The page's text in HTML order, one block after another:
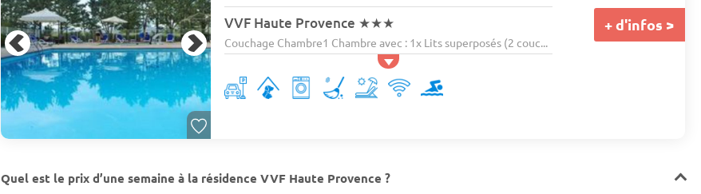
VVF Haute Provence ★★★
Couchage Chambre1 Chambre avec : 1x Lits superposés (2 couc...
+ d'infos >
Quel est le prix d’une semaine à la résidence VVF Haute Provence ?